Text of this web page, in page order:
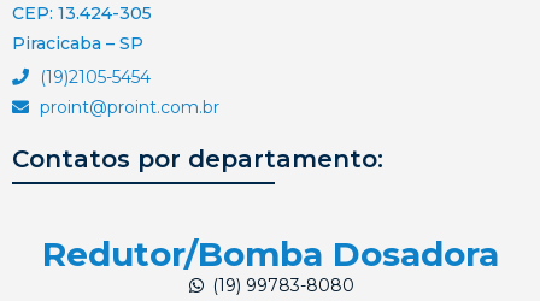
CEP: 13.424-305
Piracicaba – SP
(19)2105-5454
proint@proint.com.br
Contatos por departamento:
Redutor/Bomba Dosadora
(19) 99783-8080